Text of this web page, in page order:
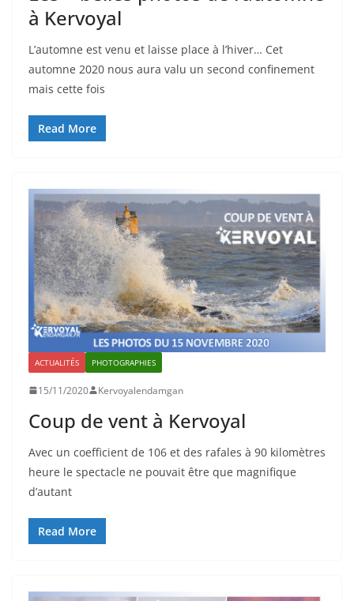
à Kervoyal
L’automne est venu et laisse place à l’hiver… Cet
automne 2020 nous aura valu un second confinement
mais cette fois
Read More
ACTUALITÉS PHOTOGRAPHIES
15/11/2020 Kervoyalendamgan
Coup de vent à Kervoyal
Avec un coefficient de 106 et des rafales à 90 kilomètres
heure le spectacle ne pouvait être que magnifique
d’autant
Read More